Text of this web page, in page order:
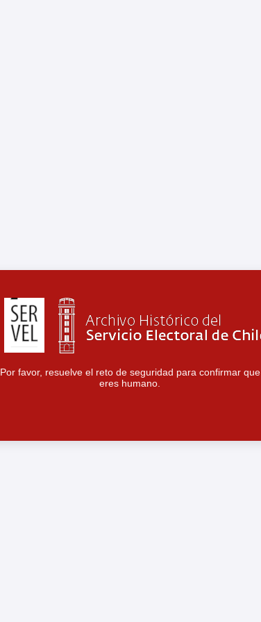
Por favor, resuelve el reto de seguridad para confirmar que
eres humano.